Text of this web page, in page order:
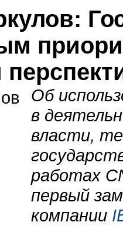
Об
в
власти,
работах
первый
компании